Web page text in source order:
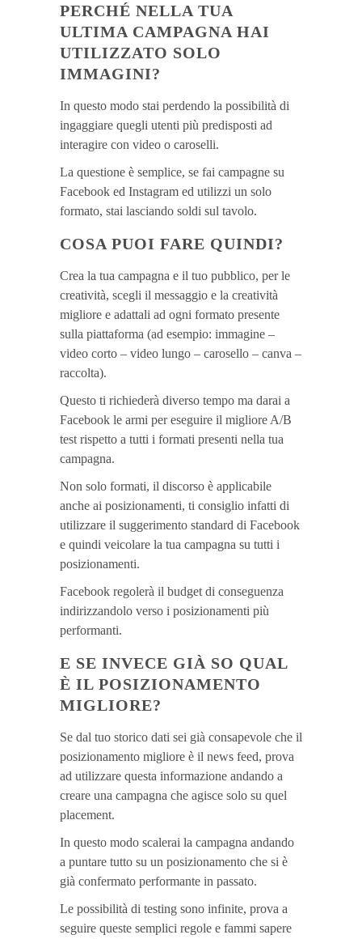
PERCHÉ NELLA TUA
ULTIMA CAMPAGNA HAI
UTILIZZATO SOLO
IMMAGINI?
In questo modo stai perdendo la possibilità di
ingaggiare quegli utenti più predisposti ad
interagire con video o caroselli.
La questione è semplice, se fai campagne su
Facebook ed Instagram ed utilizzi un solo
formato, stai lasciando soldi sul tavolo.
COSA PUOI FARE QUINDI?
Crea la tua campagna e il tuo pubblico, per le
creatività, scegli il messaggio e la creatività
migliore e adattali ad ogni formato presente
sulla piattaforma (ad esempio: immagine –
video corto – video lungo – carosello – canva –
raccolta).
Questo ti richiederà diverso tempo ma darai a
Facebook le armi per eseguire il migliore A/B
test rispetto a tutti i formati presenti nella tua
campagna.
Non solo formati, il discorso è applicabile
anche ai posizionamenti, ti consiglio infatti di
utilizzare il suggerimento standard di Facebook
e quindi veicolare la tua campagna su tutti i
posizionamenti.
Facebook regolerà il budget di conseguenza
indirizzandolo verso i posizionamenti più
performanti.
E SE INVECE GIÀ SO QUAL
È IL POSIZIONAMENTO
MIGLIORE?
Se dal tuo storico dati sei già consapevole che il
posizionamento migliore è il news feed, prova
ad utilizzare questa informazione andando a
creare una campagna che agisce solo su quel
placement.
In questo modo scalerai la campagna andando
a puntare tutto su un posizionamento che si è
già confermato performante in passato.
Le possibilità di testing sono infinite, prova a
seguire queste semplici regole e fammi sapere